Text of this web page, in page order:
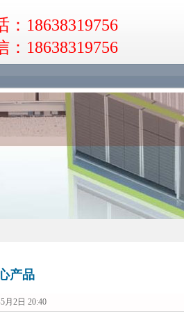
：18638319756
：18638319756
产品
月2日 20:40